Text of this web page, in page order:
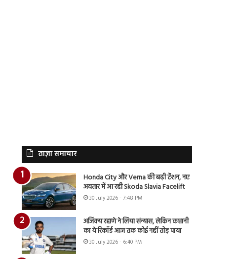
ताज़ा समाचार
Honda City और Verna की बढ़ी टेंशन, नए
अवतार में आ रही Skoda Slavia Facelift
30 July 2026 - 7:48 PM
अजिंक्य रहाणे ने लिया संन्यास, लेकिन कप्तानी
का ये रिकॉर्ड आज तक कोई नहीं तोड़ पाया
30 July 2026 - 6:40 PM